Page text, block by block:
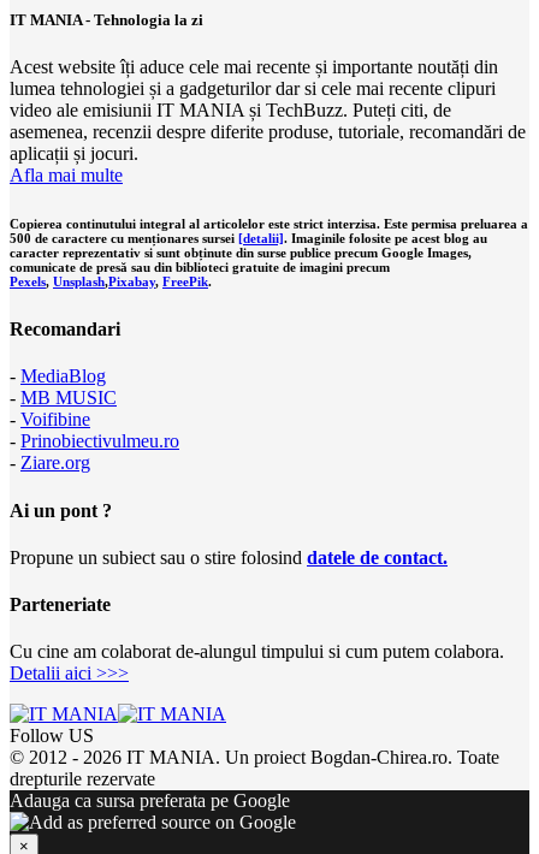
IT MANIA - Tehnologia la zi
Acest website îți aduce cele mai recente și importante noutăți din
lumea tehnologiei și a gadgeturilor dar si cele mai recente clipuri
video ale emisiunii IT MANIA și TechBuzz. Puteți citi, de
asemenea, recenzii despre diferite produse, tutoriale, recomandări de
aplicații și jocuri.
Afla mai multe
Copierea continutului integral al articolelor este strict interzisa. Este permisa preluarea a
500 de caractere cu menționares sursei [detalii]. Imaginile folosite pe acest blog au
caracter reprezentativ si sunt obținute din surse publice precum Google Images,
comunicate de presă sau din biblioteci gratuite de imagini precum
Pexels, Unsplash,Pixabay, FreePik.
Recomandari
- MediaBlog
- MB MUSIC
- Voifibine
- Prinobiectivulmeu.ro
- Ziare.org
Ai un pont ?
Propune un subiect sau o stire folosind datele de contact.
Parteneriate
Cu cine am colaborat de-alungul timpului si cum putem colabora.
Detalii aici >>>
Follow US
© 2012 - 2026 IT MANIA. Un proiect Bogdan-Chirea.ro. Toate
drepturile rezervate
Adauga ca sursa preferata pe Google
×